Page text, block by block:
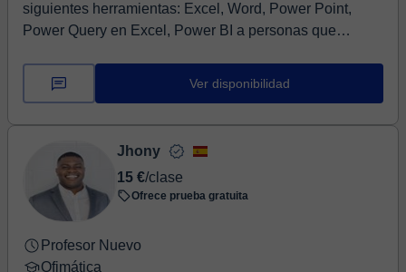
siguientes herramientas: Excel, Word, Power Point,
Power Query en Excel, Power BI a personas que
Ver disponibilidad
Jhony
15 €/clase
Ofrece prueba gratuita
Profesor Nuevo
Ofimática